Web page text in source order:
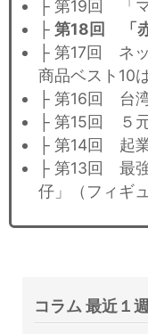
├ 第19回 「
├ 第18回 「赤
├ 第17回 ネ
商品ベスト10
├ 第16回 台
├ 第15回 ５
├ 第14回 起
├ 第13回 最
仔」（フィギュ
コラム 最近１